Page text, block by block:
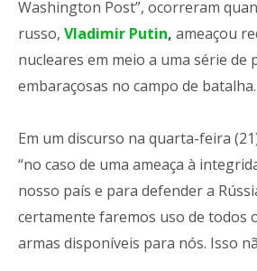
Washington Post”, ocorreram
russo, Vladimir Putin, ameaçou
nucleares em meio a uma série de
embaraçosas no campo de batalha.
Em um discurso na quarta-feira
“no caso de uma ameaça à
nosso país e para defender a
certamente faremos uso de todos
armas disponíveis para nós. Isso